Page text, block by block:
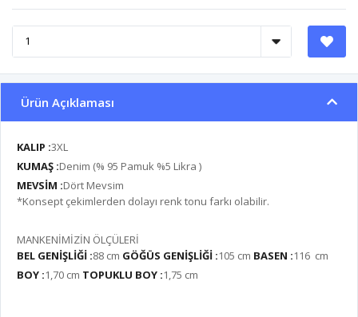
Ürün Açıklaması
KALIP :3XL
KUMAŞ :Denim (% 95 Pamuk %5 Likra )
MEVSİM :Dört Mevsim
*Konsept çekimlerden dolayı renk tonu farkı olabilir.
MANKENİMİZİN ÖLÇÜLERİ
BEL GENİŞLİĞİ :88 cm GÖĞÜS GENİŞLİĞİ :105 cm BASEN :116 cm
BOY :1,70 cm TOPUKLU BOY :1,75 cm